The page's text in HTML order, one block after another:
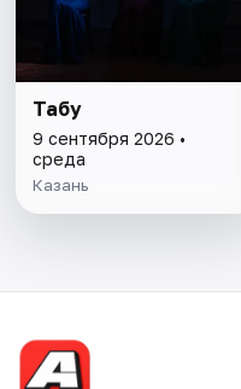
Табу
9 сентября 2026 •
среда
Казань